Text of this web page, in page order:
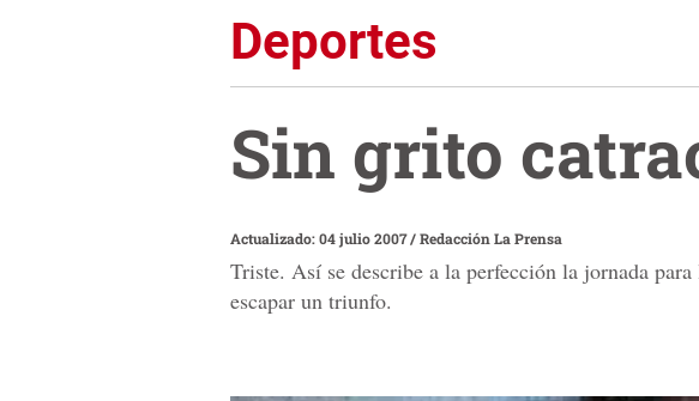
Deportes
Sin grito
Actualizado: 04 julio 2007/Redacción La Prensa
Triste. Así se describe a la perfección la jornada
escapar un triunfo.